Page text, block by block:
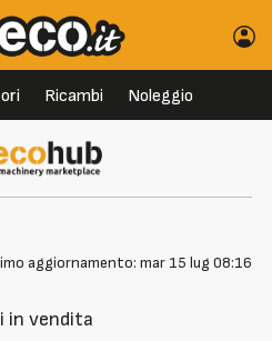
Ricambi Noleggio
aggiornamento: mar 15 lug 08:16
in vendita